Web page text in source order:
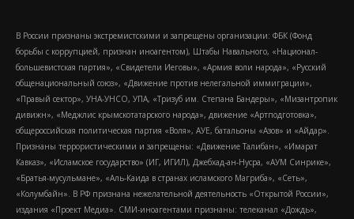
В России признаны экстремистскими и запрещены организации: ФБК (Фонд
борьбы с коррупцией, признан иноагентом), Штабы Навального, «Национал-
большевистская партия», «Свидетели Иеговы», «Армия воли народа», «Русский
общенациональный союз», «Движение против нелегальной иммиграции»,
«Правый сектор», УНА-УНСО, УПА, «Тризуб им. Степана Бандеры», «Мизантропик
дивижн», «Меджлис крымскотатарского народа», движение «Артподготовка»,
общероссийская политическая партия «Воля», АУЕ, батальоны «Азов» и «Айдар».
Признаны террористическими и запрещены: «Движение Талибан», «Имарат
Кавказ», «Исламское государство» (ИГ, ИГИЛ), Джебхад-ан-Нусра, «АУМ Синрике»,
«Братья-мусульмане», «Аль-Каида в странах исламского Магриба», «Сеть»,
«Колумбайн». В РФ признана нежелательной деятельность «Открытой России»,
издания «Проект Медиа». СМИ-иноагентами признаны: телеканал «Дождь»,